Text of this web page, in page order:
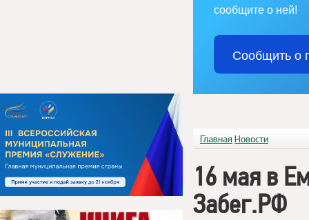
сообщите о ней!
Сообщить о
Главная Новости
16 мая в
Забег.РФ